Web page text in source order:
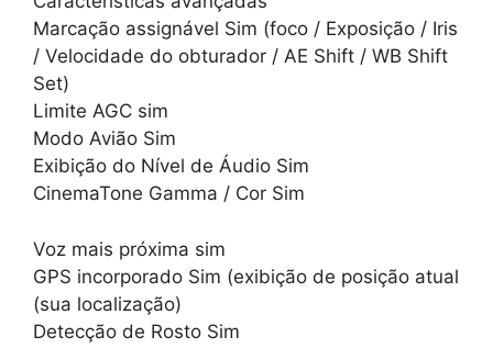
Marcação assignável Sim (foco / Exposição / Iris
/ Velocidade do obturador / AE Shift / WB Shift
Set)
Limite AGC sim
Modo Avião Sim
Exibição do Nível de Áudio Sim
CinemaTone Gamma / Cor Sim
Voz mais próxima sim
GPS incorporado Sim (exibição de posição atual
(sua localização)
Detecção de Rosto Sim